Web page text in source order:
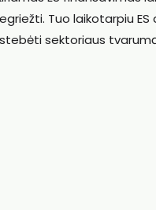
Tuo laikotarpiu
sektoriaus